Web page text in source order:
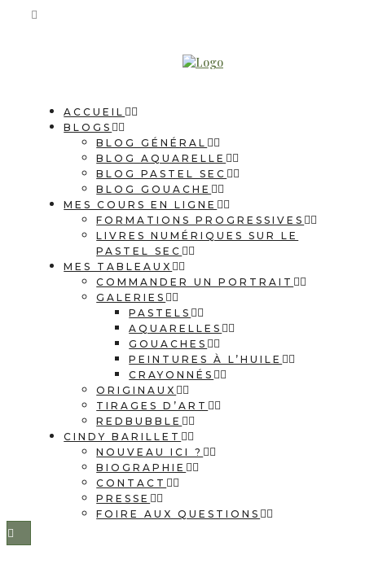
ACCUEIL
BLOGS
BLOG GÉNÉRAL
BLOG AQUARELLE
BLOG PASTEL SEC
BLOG GOUACHE
MES COURS EN LIGNE
FORMATIONS PROGRESSIVES
LIVRES NUMÉRIQUES SUR LE
PASTEL SEC
MES TABLEAUX
COMMANDER UN PORTRAIT
GALERIES
PASTELS
AQUARELLES
GOUACHES
PEINTURES À L’HUILE
CRAYONNÉS
ORIGINAUX
TIRAGES D’ART
REDBUBBLE
CINDY BARILLET
NOUVEAU ICI ?
BIOGRAPHIE
CONTACT
PRESSE
FOIRE AUX QUESTIONS